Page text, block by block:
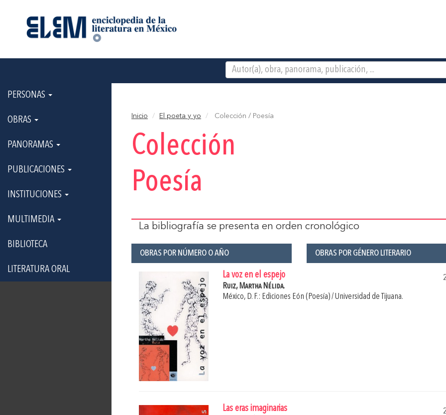
PERSONAS
OBRAS
PANORAMAS
PUBLICACIONES
INSTITUCIONES
MULTIMEDIA
BIBLIOTECA
LITERATURA ORAL
Inicio El poeta y yo Colección / Poesía
Colección
Poesía
La bibliografía se presenta en orden cronológico
OBRAS POR NÚMERO O AÑO OBRAS POR GÉNERO LITERARIO
La voz en el espejo
Ruiz, Martha Nélida.
México, D. F.: Ediciones Eón (Poesía) / Universidad de Tijuana.
Las eras imaginarias